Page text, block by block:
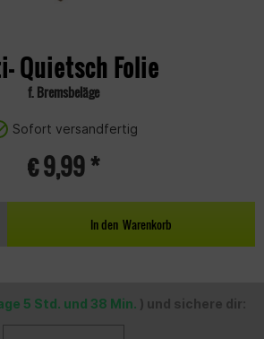
Quietsch Folie
f. Bremsbeläge
Sofort versandfertig
€ 9,99 *
In den Warenkorb
5 Std. und 38 Min. ) und sichere dir: